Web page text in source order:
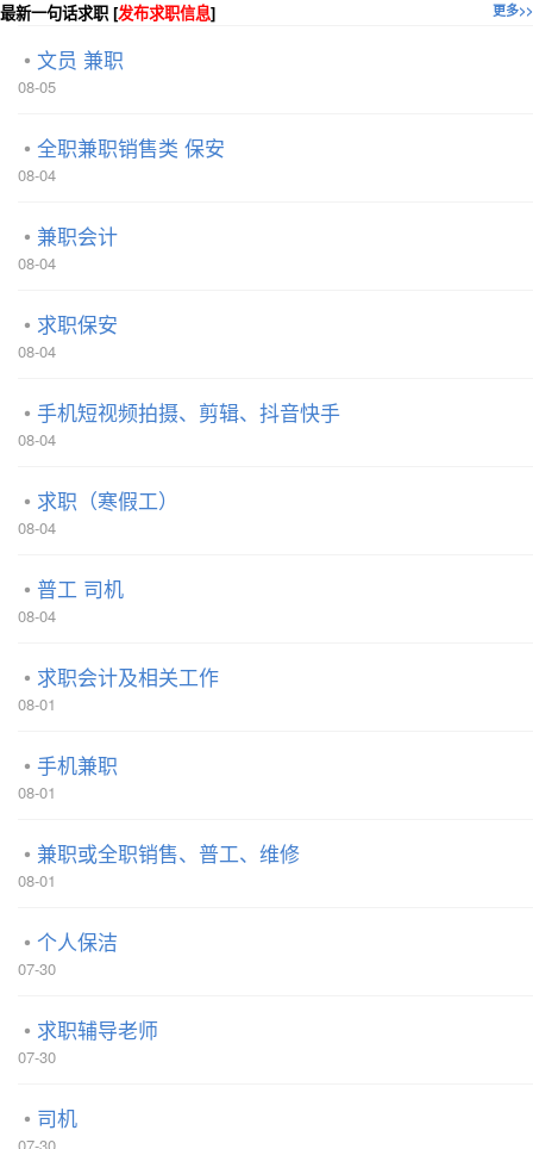
更多>>
最新一句话求职 [发布求职信息]
文员 兼职
08-05
全职兼职销售类 保安
08-04
兼职会计
08-04
求职保安
08-04
手机短视频拍摄、剪辑、抖音快手
08-04
求职（寒假工）
08-04
普工 司机
08-04
求职会计及相关工作
08-01
手机兼职
08-01
兼职或全职销售、普工、维修
08-01
个人保洁
07-30
求职辅导老师
07-30
司机